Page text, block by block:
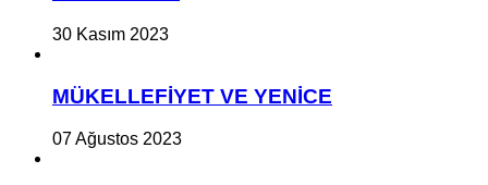
30 Kasım 2023
MÜKELLEFİYET VE YENİCE
07 Ağustos 2023